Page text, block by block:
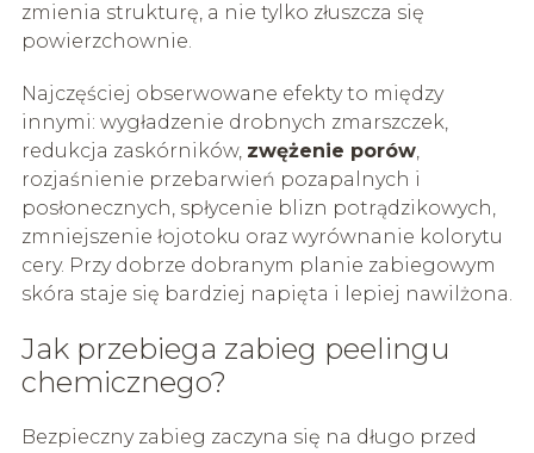
zmienia strukturę, a nie tylko złuszcza się
powierzchownie.
Najczęściej obserwowane efekty to między
innymi: wygładzenie drobnych zmarszczek,
redukcja zaskórników, zwężenie porów,
rozjaśnienie przebarwień pozapalnych i
posłonecznych, spłycenie blizn potrądzikowych,
zmniejszenie łojotoku oraz wyrównanie kolorytu
cery. Przy dobrze dobranym planie zabiegowym
skóra staje się bardziej napięta i lepiej nawilżona.
Jak przebiega zabieg peelingu
chemicznego?
Bezpieczny zabieg zaczyna się na długo przed